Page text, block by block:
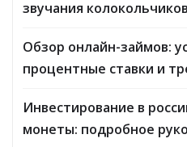
звучания колокольчиков
Обзор онлайн-займов:
процентные ставки и
Инвестирование в
монеты: подробное